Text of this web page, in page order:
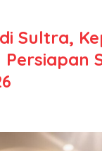
Sultra,